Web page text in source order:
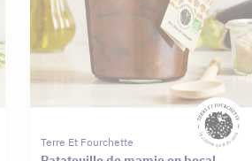
Terre Et Fourchette